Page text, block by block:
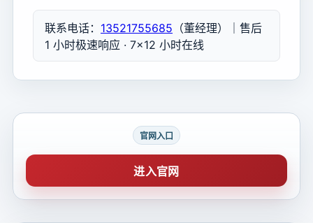
联系电话： 13521755685 （董经理）｜售后
1 小时极速响应 · 7×12 小时在线
官网入口
进入官网